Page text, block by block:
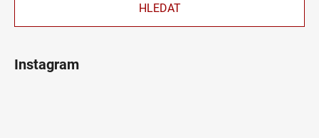
HLEDAT
Instagram